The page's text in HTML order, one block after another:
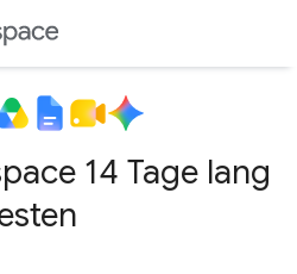
14 Tage lang